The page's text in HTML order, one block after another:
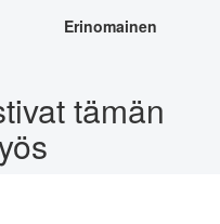
Erinomainen
tämän